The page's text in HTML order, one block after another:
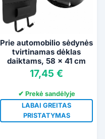
Prie automobilio sėdynės
tvirtinamas dėklas
daiktams, 58 x 41 cm
17,45 €
✔ Prekė sandėlyje
LABAI GREITAS
PRISTATYMAS